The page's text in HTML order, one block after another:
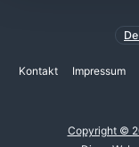
Kontakt Impressum
Copyright ©